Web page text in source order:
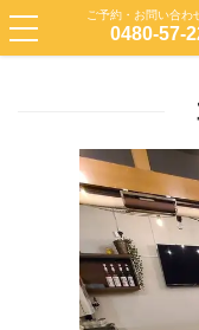
ご予約・お問い合わ
0480-57-